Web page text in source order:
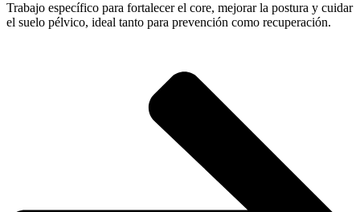
Trabajo específico para fortalecer el core, mejorar la postura y cuidar
el suelo pélvico, ideal tanto para prevención como recuperación.